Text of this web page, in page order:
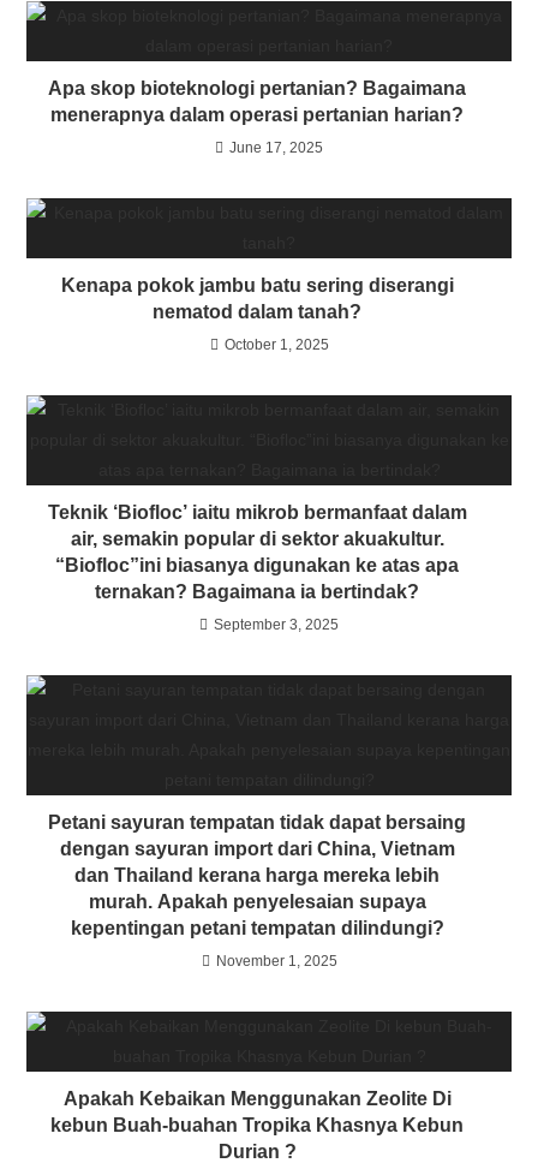
Apa skop bioteknologi pertanian? Bagaimana
menerapnya dalam operasi pertanian harian?
June 17, 2025
Kenapa pokok jambu batu sering diserangi
nematod dalam tanah?
October 1, 2025
Teknik ‘Biofloc’ iaitu mikrob bermanfaat dalam
air, semakin popular di sektor akuakultur.
“Biofloc”ini biasanya digunakan ke atas apa
ternakan? Bagaimana ia bertindak?
September 3, 2025
Petani sayuran tempatan tidak dapat bersaing
dengan sayuran import dari China, Vietnam
dan Thailand kerana harga mereka lebih
murah. Apakah penyelesaian supaya
kepentingan petani tempatan dilindungi?
November 1, 2025
Apakah Kebaikan Menggunakan Zeolite Di
kebun Buah-buahan Tropika Khasnya Kebun
Durian ?